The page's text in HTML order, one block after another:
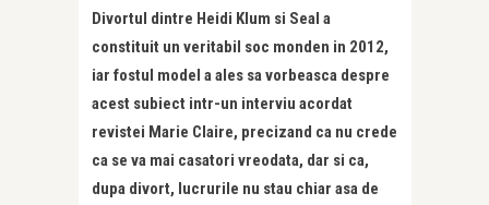
Divortul dintre Heidi Klum si Seal a
constituit un veritabil soc monden in 2012,
iar fostul model a ales sa vorbeasca despre
acest subiect intr-un interviu acordat
revistei Marie Claire, precizand ca nu crede
ca se va mai casatori vreodata, dar si ca,
dupa divort, lucrurile nu stau chiar asa de